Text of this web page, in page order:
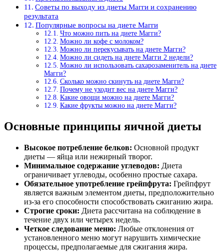
Советы по выходу из диеты Магги и сохранению
результата
Популярные вопросы на диете Магги
Что можно пить на диете Магги?
Можно ли кофе с молоком?
Можно ли перекусывать на диете Магги?
Можно ли сидеть на диете Магги 2 недели?
Можно ли использовать сахарозаменитель на диете
Магги?
Сколько можно скинуть на диете Магги?
Почему не уходит вес на диете Магги?
Какие овощи можно на диете Магги?
Какие фрукты можно на диете Магги?
Основные принципы яичной диеты
Высокое потребление белков: Основной продукт
диеты — яйца или нежирный творог.
Минимальное содержание углеводов: Диета
ограничивает углеводы, особенно простые сахара.
Обязательное употребление грейпфрута: Грейпфрут
является важным элементом диеты, предположительно
из-за его способности способствовать сжиганию жира.
Строгие сроки: Диета рассчитана на соблюдение в
течение двух или четырех недель.
Четкое следование меню: Любые отклонения от
установленного меню могут нарушить химические
процессы, предполагаемые для сжигания жира.